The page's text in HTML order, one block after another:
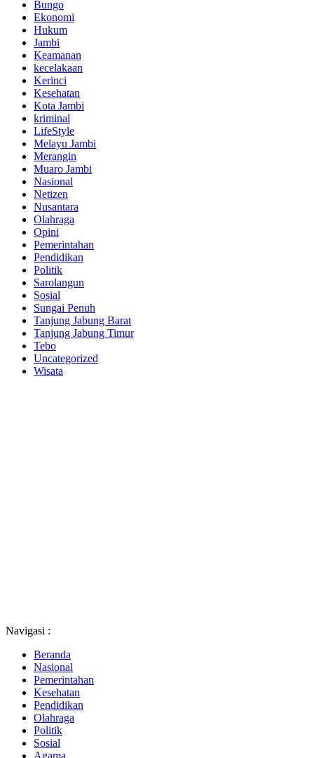
Bungo
Ekonomi
Hukum
Jambi
Keamanan
kecelakaan
Kerinci
Kesehatan
Kota Jambi
kriminal
LifeStyle
Melayu Jambi
Merangin
Muaro Jambi
Nasional
Netizen
Nusantara
Olahraga
Opini
Pemerintahan
Pendidikan
Politik
Sarolangun
Sosial
Sungai Penuh
Tanjung Jabung Barat
Tanjung Jabung Timur
Tebo
Uncategorized
Wisata
Navigasi :
Beranda
Nasional
Pemerintahan
Kesehatan
Pendidikan
Olahraga
Politik
Sosial
Agama